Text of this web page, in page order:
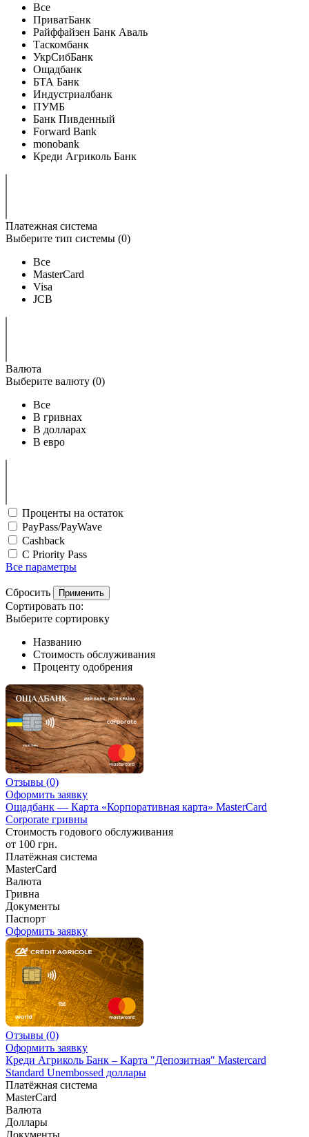
Все
ПриватБанк
Райффайзен Банк Аваль
Таскомбанк
УкрСибБанк
Ощадбанк
БТА Банк
Индустриалбанк
ПУМБ
Банк Пивденный
Forward Bank
monobank
Креди Агриколь Банк
Платежная система
Выберите тип системы (0)
Все
MasterCard
Visa
JCB
Валюта
Выберите валюту (0)
Все
В гривнах
В долларах
В евро
Проценты на остаток
PayPass/PayWave
Cashback
С Priority Pass
Все параметры
Сбросить Применить
Сортировать по:
Выберите сортировку
Названию
Стоимость обслуживания
Проценту одобрения
Отзывы (0)
Оформить заявку
Ощадбанк — Карта «Корпоративная карта» MasterCard
Corporate гривны
Стоимость годового обслуживания
от 100 грн.
Платёжная система
MasterCard
Валюта
Гривна
Документы
Паспорт
Оформить заявку
Отзывы (0)
Оформить заявку
Креди Агриколь Банк – Карта "Депозитная" Mastercard
Standard Unembossed доллары
Платёжная система
MasterCard
Валюта
Доллары
Документы